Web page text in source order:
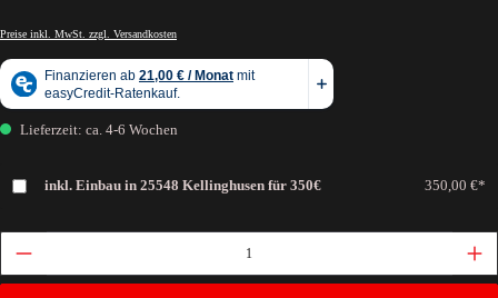
Preise inkl. MwSt. zzgl. Versandkosten
Lieferzeit: ca. 4-6 Wochen
inkl. Einbau in 25548 Kellinghusen für 350€ 350,00 €*